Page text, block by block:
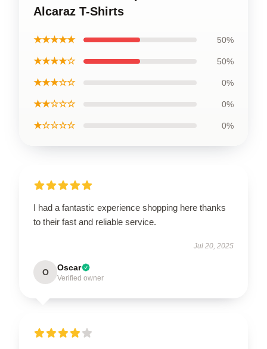
Alcaraz T-Shirts
★★★★★ 50%
★★★★☆ 50%
★★★☆☆ 0%
★★☆☆☆ 0%
★☆☆☆☆ 0%
I had a fantastic experience shopping here thanks
to their fast and reliable service.
Jul 20, 2025
O Oscar
Verified owner